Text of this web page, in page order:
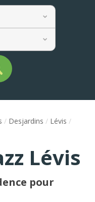
/ Desjardins / Lévis /
Lévis
pour